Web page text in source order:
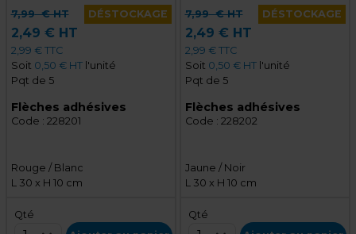
7,99€ HT DÉSTOCKAGE
2,49 € HT
2,99 € TTC
Soit 0,50 € HTl'unité
Pqt de 5
Flèches adhésives
Code : 228201
Rouge / Blanc
L 30 x H 10 cm
Qté
7,99€ HT DÉSTOCKAGE
2,49 € HT
2,99 € TTC
Soit 0,50 € HTl'unité
Pqt de 5
Flèches adhésives
Code : 228202
Jaune / Noir
L 30 x H 10 cm
Qté